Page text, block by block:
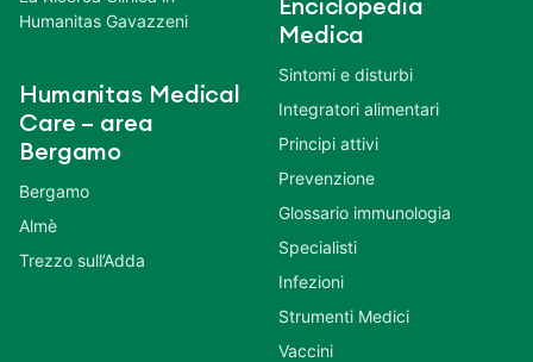
Humanitas Gavazzeni
Humanitas Medical
Care – area
Bergamo
Bergamo
Almè
Trezzo sull’Adda
Enciclopedia
Medica
Sintomi e disturbi
Integratori alimentari
Principi attivi
Prevenzione
Glossario immunologia
Specialisti
Infezioni
Strumenti Medici
Vaccini